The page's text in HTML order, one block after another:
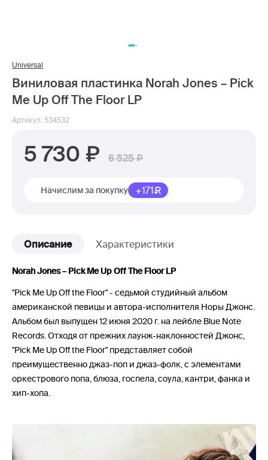
Universal
Виниловая пластинка Norah Jones – Pick
Me Up Off The Floor LP
Артикул: 534532
5 730 6 525
Начислим за покупку +171
Описание Характеристики
Norah Jones – Pick Me Up Off The Floor LP
"Pick Me Up Off the Floor" - седьмой студийный альбом
американской певицы и автора-исполнителя Норы Джонс.
Альбом был выпущен 12 июня 2020 г. на лейбле Blue Note
Records. Отходя от прежних лаунж-наклонностей Джонс,
"Pick Me Up Off the Floor" представляет собой
преимущественно джаз-поп и джаз-фолк, с элементами
оркестрового попа, блюза, госпела, соула, кантри, фанка и
хип-хопа.